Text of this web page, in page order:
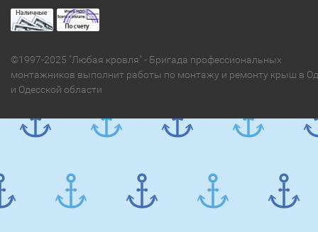
©1997-2025 "Любая кровля" - Бригада профессиональных
монтажников выполнит работы по монтажу и ремонту крыш в
и Одесской области